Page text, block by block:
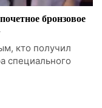
бронзовое
кто получил
специального